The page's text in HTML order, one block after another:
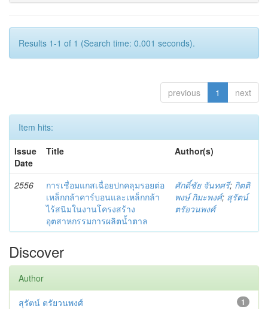
Results 1-1 of 1 (Search time: 0.001 seconds).
previous 1 next
Item hits:
Issue
Date
Title Author(s)
2556
การเชื่อมแกสเฉื่อยปกคลุมรอยต่อ
เหล็กกล้าคาร์บอนและเหล็กกล้า
ไร้สนิมในงานโครงสร้าง
อุตสาหกรรมการผลิตน้ำตาล
ศักดิ์ชัย จันทศรี; กิตติ
พงษ์ กิมะพงศ์; สุรัตน์
ตรัยวนพงศ์
Discover
Author
1
สุรัตน์ ตรัยวนพงศ์